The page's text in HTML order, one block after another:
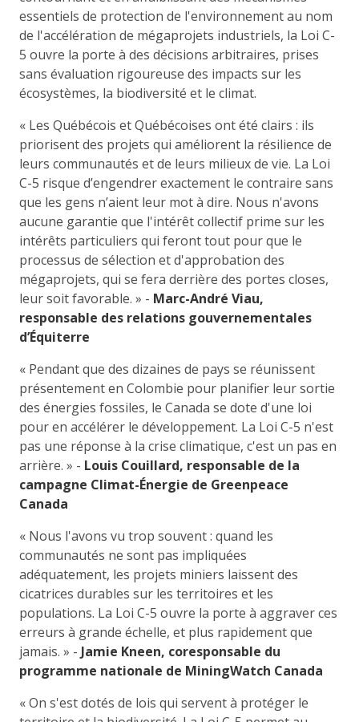
essentiels de protection de l'environnement au nom
de l'accélération de mégaprojets industriels, la Loi C-
5 ouvre la porte à des décisions arbitraires, prises
sans évaluation rigoureuse des impacts sur les
écosystèmes, la biodiversité et le climat.
« Les Québécois et Québécoises ont été clairs : ils
priorisent des projets qui améliorent la résilience de
leurs communautés et de leurs milieux de vie. La Loi
C-5 risque d’engendrer exactement le contraire sans
que les gens n’aient leur mot à dire. Nous n'avons
aucune garantie que l'intérêt collectif prime sur les
intérêts particuliers qui feront tout pour que le
processus de sélection et d'approbation des
mégaprojets, qui se fera derrière des portes closes,
leur soit favorable. » - Marc-André Viau,
responsable des relations gouvernementales
d’Équiterre
« Pendant que des dizaines de pays se réunissent
présentement en Colombie pour planifier leur sortie
des énergies fossiles, le Canada se dote d'une loi
pour en accélérer le développement. La Loi C-5 n'est
pas une réponse à la crise climatique, c'est un pas en
arrière. » - Louis Couillard, responsable de la
campagne Climat-Énergie de Greenpeace
Canada
« Nous l'avons vu trop souvent : quand les
communautés ne sont pas impliquées
adéquatement, les projets miniers laissent des
cicatrices durables sur les territoires et les
populations. La Loi C-5 ouvre la porte à aggraver ces
erreurs à grande échelle, et plus rapidement que
jamais. » - Jamie Kneen, coresponsable du
programme nationale de MiningWatch Canada
« On s'est dotés de lois qui servent à protéger le